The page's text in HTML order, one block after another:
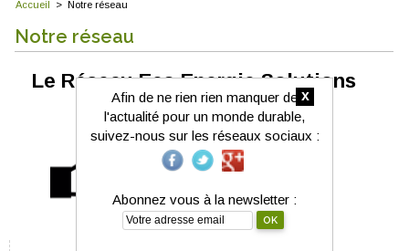
Accueil > Notre réseau
Notre réseau
Le Réseau Eco Energie Solutions
x
Afin de ne rien rien manquer de
l'actualité pour un monde durable,
suivez-nous sur les réseaux sociaux :
Abonnez vous à la newsletter :